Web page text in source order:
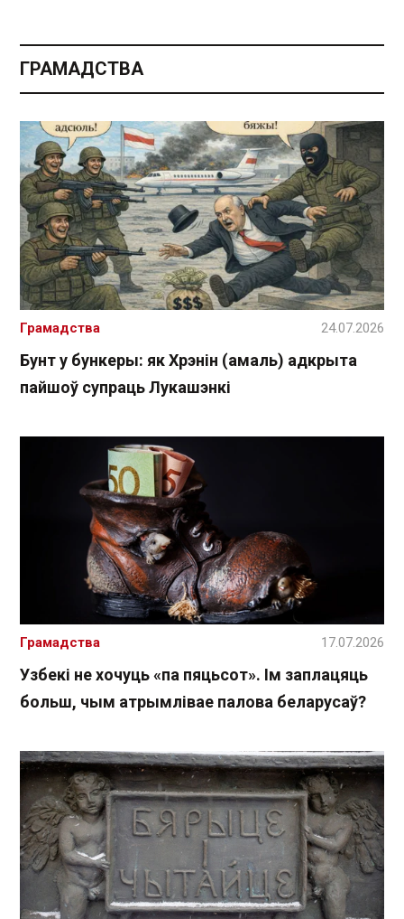
ГРАМАДСТВА
Бунт у бункеры: як Хрэнін (амаль) адкрыта
пайшоў супраць Лукашэнкі
Грамадства 24.07.2026
Узбекі не хочуць «па пяцьсот». Ім заплацяць
больш, чым атрымлівае палова беларусаў?
Грамадства 17.07.2026